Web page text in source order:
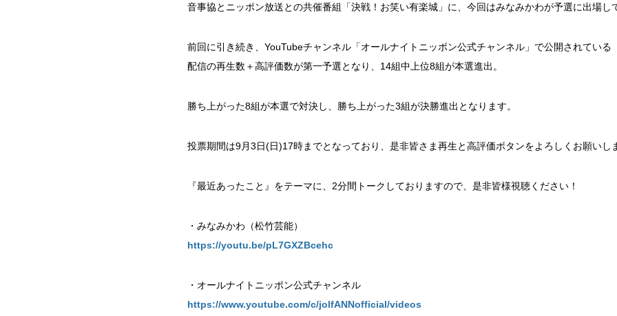
音事協とニッポン放送との共催番組「決戦！お笑い有楽城」に、今回はみなみかわが予選に出場し
前回に引き続き、YouTubeチャンネル「オールナイトニッポン公式チャンネル」で公開されている
配信の再生数＋高評価数が第一予選となり、14組中上位8組が本選進出。
勝ち上がった8組が本選で対決し、勝ち上がった3組が決勝進出と なります。
投票期間は9月3日(日)17時までとなっており、是非皆さま再生と高評価ボタンをよろしくお願いし
『最近あったこと』をテーマに、2分間トークしておりますので、 是非皆様視聴ください！
・みなみかわ（松竹芸能）
https://youtu.be/pL7GXZBcehc
・オールナイトニッポン公式チャンネル
https://www.youtube.com/c/jolfANNofficial/videos